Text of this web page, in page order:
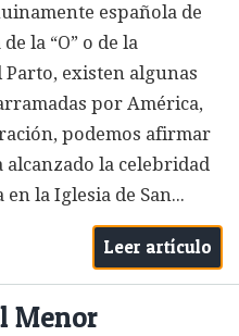
española de
la “O” o de la
Parto, existen algunas
por América,
podemos afirmar
la celebridad
la Iglesia de San...
Leer artículo
Menor